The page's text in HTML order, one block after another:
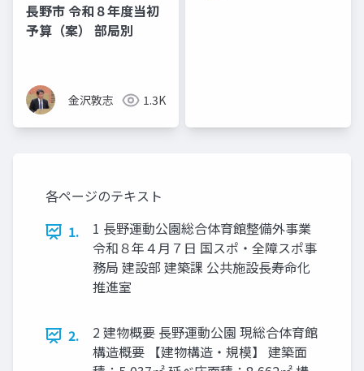
長野市 令和８年度当初
予算（案） 部局別
金沢敦志 1.3K
各ページのテキスト
1.
1 長野運動公園総合体育館整備外事業
令和８年４月７日 国スポ・全障スポ事
務局 建設部 建築課 公共施設長寿命化
推進室
2.
2 建物概要 長野運動公園 現総合体育館
構造概要 【建物構造・規模】 建築面